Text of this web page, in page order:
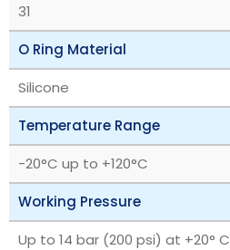
31
O Ring Material
Silicone
Temperature Range
‎-20°C up to +120°C
Working Pressure
Up to 14 bar (200 psi) at +20° C